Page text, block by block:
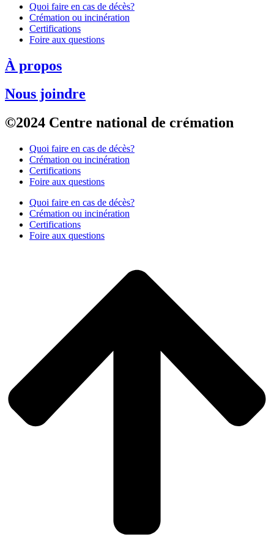
Quoi faire en cas de décès?
Crémation ou incinération
Certifications
Foire aux questions
À propos
Nous joindre
©2024 Centre national de crémation
Quoi faire en cas de décès?
Crémation ou incinération
Certifications
Foire aux questions
Quoi faire en cas de décès?
Crémation ou incinération
Certifications
Foire aux questions